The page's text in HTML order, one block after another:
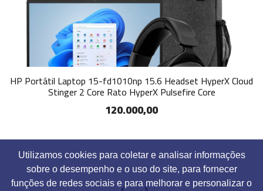
Utilizamos cookies para coletar e analisar informações
sobre o desempenho e o uso do site, para fornecer
funções de redes sociais e para melhorar e personalizar o
HP Portátil Laptop 15-fd1010np 15.6 Headset HyperX Cloud
Stinger 2 Core Rato HyperX Pulsefire Core
120.000,00